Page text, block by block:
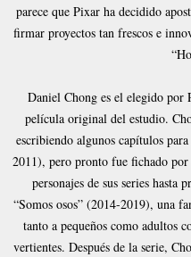
parece que Pixar ha decidido
firmar proyectos tan frescos e
Daniel Chong es el elegido
película original del estudio.
escribiendo algunos capítulos
2011), pero pronto fue fichado
personajes de sus series hasta
“Somos osos” (2014-2019), una
tanto a pequeños como adultos
vertientes. Después de la serie,